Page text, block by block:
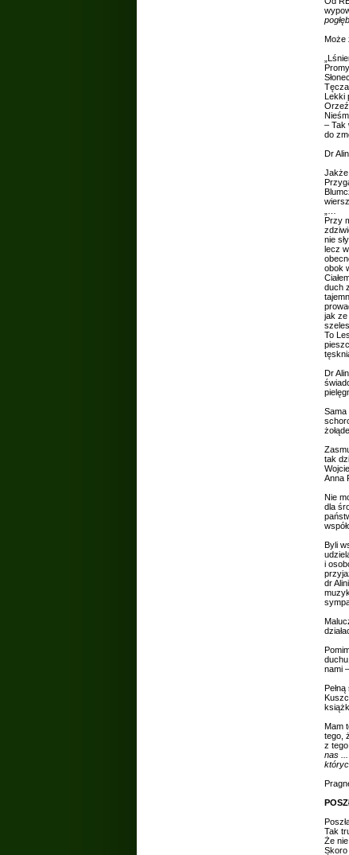
Może
Tęcza
Lekki
– Tak
do
Dr
Jakże
Przy
nie
lecz
obok
duch
jak ze
To
Dr
Sama
tak
Anna
Nie
dla
Byli
i
dr
nami
Mam
tego,
z
nas
Tak
Że
Skoro